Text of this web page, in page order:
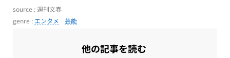
source : 週刊文春
genre : エンタメ 芸能
他の記事を読む